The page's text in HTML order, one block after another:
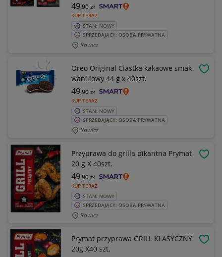
KUP TERAZ
49,90zł
STAN: NOWY
SPRZEDAJĄCY: OSOBA PRYWATNA
Rawicz
Oreo Original Ciastka kakaowe smak
waniliowy 44 g x 40szt.
KUP TERAZ
49,90zł
STAN: NOWY
SPRZEDAJĄCY: OSOBA PRYWATNA
Rawicz
Przyprawa do grilla pikantna Prymat
20 g X 40szt.
KUP TERAZ
49,90zł
STAN: NOWY
SPRZEDAJĄCY: OSOBA PRYWATNA
Rawicz
Prymat przyprawa GRILL KLASYCZNY
20g X40 szt.